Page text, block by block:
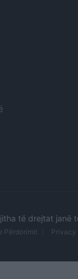
të drejtat janë
Përdorimit Privacy